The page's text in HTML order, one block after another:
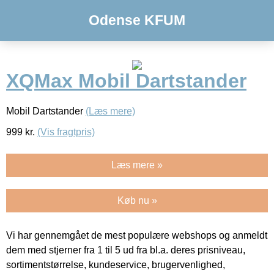
Odense KFUM
XQMax Mobil Dartstander
Mobil Dartstander (Læs mere)
999 kr. (Vis fragtpris)
Læs mere »
Køb nu »
Vi har gennemgået de mest populære webshops og anmeldt
dem med stjerner fra 1 til 5 ud fra bl.a. deres prisniveau,
sortimentstørrelse, kundeservice, brugervenlighed,